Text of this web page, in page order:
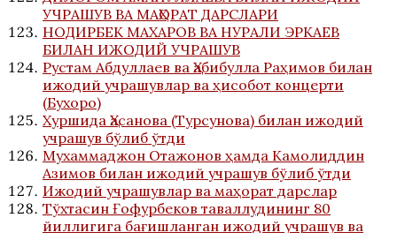
УЧРАШУВ ВА МАҲОРАТ ДАРСЛАРИ
НОДИРБЕК МАХАРОВ ВА НУРАЛИ ЭРКАЕВ
БИЛАН ИЖОДИЙ УЧРАШУВ
Рустам Абдуллаев ва Ҳабибулла Раҳимов билан
ижодий учрашувлар ва ҳисобот концерти
(Бухоро)
Хуршида Ҳасанова (Турсунова) билан ижодий
учрашув бўлиб ўтди
Мухаммаджон Отажонов ҳамда Камолиддин
Азимов билан ижодий учрашув бўлиб ўтди
Ижодий учрашувлар ва маҳорат дарслар
Тўхтасин Ғофурбеков таваллудининг 80
йиллигига бағишланган ижодий учрашув ва